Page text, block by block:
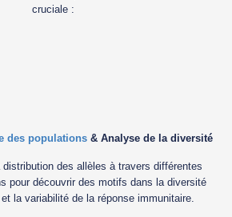
cruciale :
des populations & Analyse de la diversité
distribution des allèles à travers différentes
pour découvrir des motifs dans la diversité
la variabilité de la réponse immunitaire.